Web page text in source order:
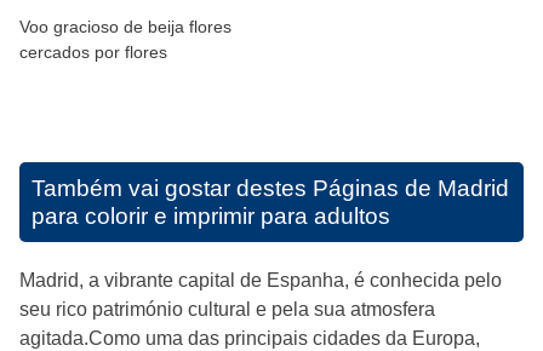
Voo gracioso de beija flores
cercados por flores
Também vai gostar destes Páginas de Madrid
para colorir e imprimir para adultos
Madrid, a vibrante capital de Espanha, é conhecida pelo
seu rico património cultural e pela sua atmosfera
agitada.Como uma das principais cidades da Europa,